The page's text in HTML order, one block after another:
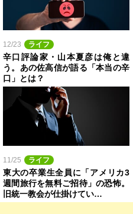
12/23 ライフ
辛口評論家・山本夏彦は俺と違
う。あの佐高信が語る「本当の辛
口」とは？
11/25 ライフ
東大の卒業生全員に「アメリカ3
週間旅行を無料ご招待」の恐怖。
旧統一教会が仕掛けてい…